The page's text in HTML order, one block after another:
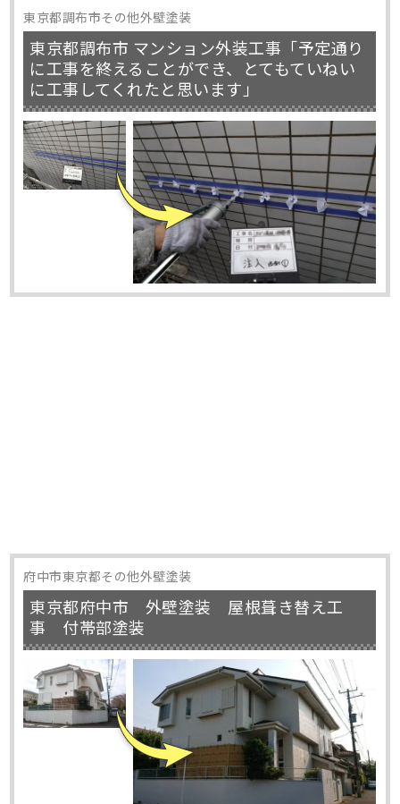
東京都調布市その他外壁塗装
東京都調布市 マンション外装工事「予定通り
に工事を終えることができ、とてもていねい
に工事してくれたと思います」
府中市東京都その他外壁塗装
東京都府中市 外壁塗装 屋根葺き替え工
事 付帯部塗装